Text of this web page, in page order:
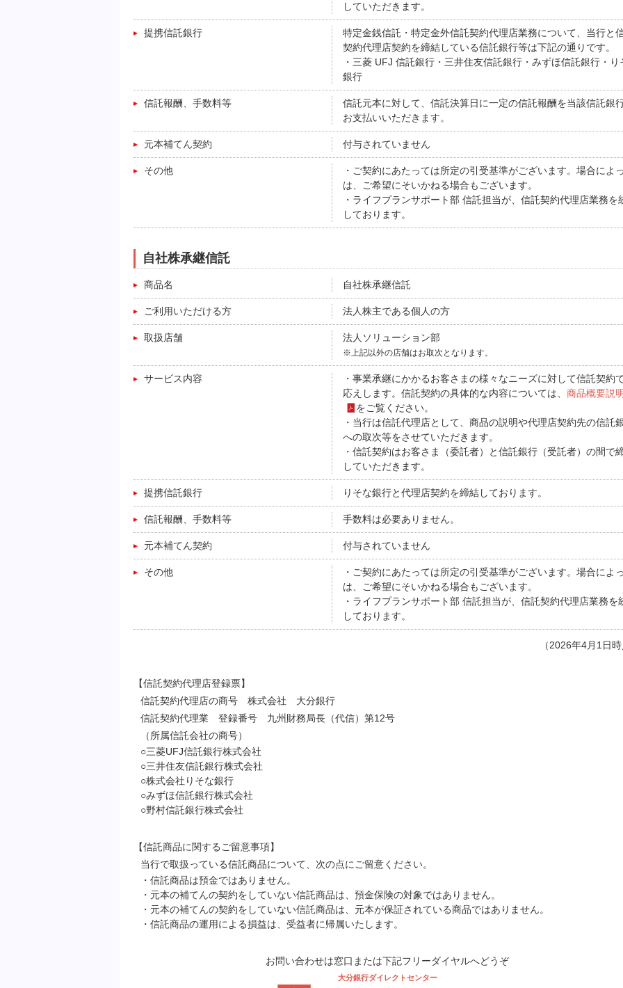
していただきます。
提携信託銀行
特定金銭信託・特定金外信託契約代理店業務について、当行と
契約代理店契約を締結している信託銀行等は下記の通りです。
・三菱 UFJ 信託銀行・三井住友信託銀行・みずほ信託銀行・り
銀行
信託報酬、手数料等
信託元本に対して、信託決算日に一定の信託報酬を当該信託銀
お支払いいただきます。
元本補てん契約 付与されていません
その他
・ご契約にあたっては所定の引受基準がございます。場合によ
は、ご希望にそいかねる場合もございます。
・ライフプランサポート部 信託担当が、信託契約代理店業務を
しております。
自社株承継信託
商品名 自社株承継信託
ご利用いただける方 法人株主である個人の方
取扱店舗 法人ソリューション部
※上記以外の店舗はお取次となります。
サービス内容
・事業承継にかかるお客さまの様々なニーズに対して信託契約
応えします。信託契約の具体的な内容については、 商品概要説
をご覧ください。
・当行は信託代理店として、商品の説明や代理店契約先の信託
への取次等をさせていただきます。
・信託契約はお客さま（委託者）と信託銀行（受託者）の間で
していただきます。
提携信託銀行 りそな銀行と代理店契約を締結しております。
信託報酬、手数料等 手数料は必要ありません。
元本補てん契約 付与されていません
その他
・ご契約にあたっては所定の引受基準がございます。場合によ
は、ご希望にそいかねる場合もございます。
・ライフプランサポート部 信託担当が、信託契約代理店業務を
しております。
（2026年4月1日時
【信託契約代理店登録票】
信託契約代理店の商号 株式会社 大分銀行
信託契約代理業 登録番号 九州財務局長（代信）第12号
（所属信託会社の商号）
○三菱UFJ信託銀行株式会社
○三井住友信託銀行株式会社
○株式会社りそな銀行
○みずほ信託銀行株式会社
○野村信託銀行株式会社
【信託商品に関するご留意事項】
当行で取扱っている信託商品について、次の点にご留意ください。
・信託商品は預金ではありません。
・元本の補てんの契約をしていない信託商品は、預金保険の対象ではありません。
・元本の補てんの契約をしていない信託商品は、元本が保証されている商品ではありません。
・信託商品の運用による損益は、受益者に帰属いたします。
お問い合わせは窓口または下記フリーダイヤルへどうぞ
大分銀行ダイレクトセンター